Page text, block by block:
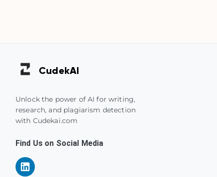
CudekAI
Unlock the power of AI for writing,
research, and plagiarism detection
with Cudekai.com
Find Us on Social Media